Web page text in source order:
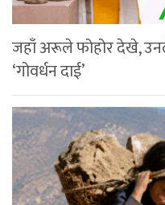
जहाँ अरूले फोहोर देखे, उनले
‘गोवर्धन दाई’